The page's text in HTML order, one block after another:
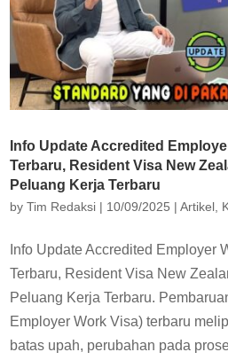
Info Update Accredited
Terbaru, Resident Visa New
Peluang Kerja Terbaru
byTim Redaksi | 10/09/2025 |Artikel
Info Update Accredited Employer
Terbaru, Resident Visa New
Peluang Kerja Terbaru.
Employer Work Visa) terbaru
batas upah, perubahan pada